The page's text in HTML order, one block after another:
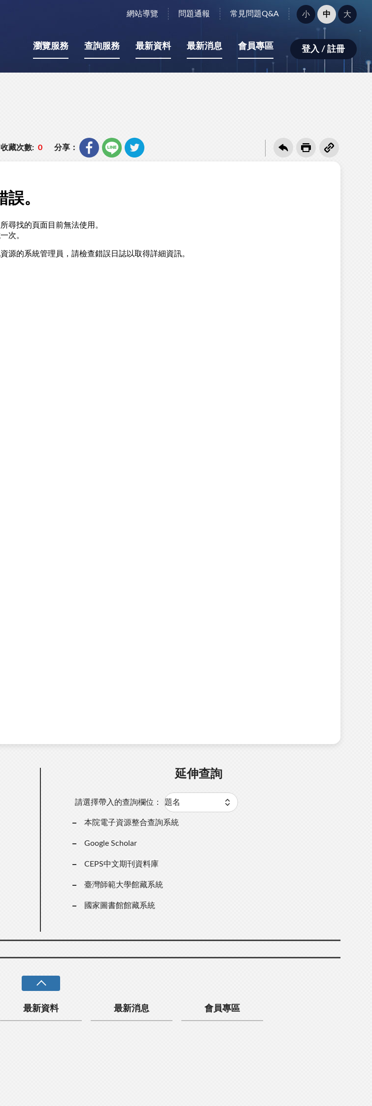
網站導覽 問題通報 常見問題Q&A
字
型
小：
小 中 大
瀏覽服務 查詢服務 最新資料 最新消息 會員專區 登入 / 註冊
收藏次數: 0 分享：
延伸查詢
請選擇帶入的查詢欄位：
本院電子資源整合查詢系統
Google Scholar
CEPS中文期刊資料庫
臺灣師範大學館藏系統
國家圖書館館藏系統
最新資料 最新消息 會員專區